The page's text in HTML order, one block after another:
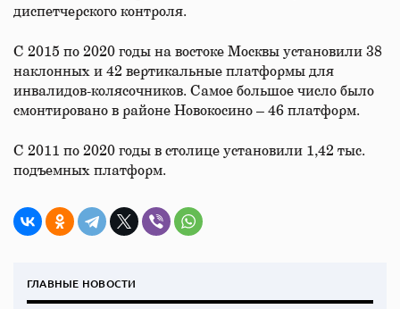
диспетчерского контроля.
С 2015 по 2020 годы на востоке Москвы установили 38
наклонных и 42 вертикальные платформы для
инвалидов-колясочников. Самое большое число было
смонтировано в районе Новокосино – 46 платформ.
С 2011 по 2020 годы в столице установили 1,42 тыс.
подъемных платформ.
ГЛАВНЫЕ НОВОСТИ